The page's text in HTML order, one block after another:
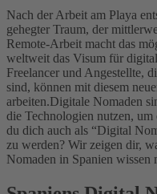
Nach der Arbeit am Playa
gehegter Traum, der
Remote-Arbeit macht das
weltweit das Visum für
Freelancer und Angestellte,
sind, können mit diesem
arbeiten.Digitale Nomaden
die Technologien nutzen,
du dich auch als “Digital
zu werden? Wir zeigen dir,
Nomaden in Spanien wissen